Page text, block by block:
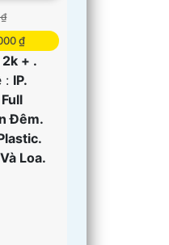
₫
+ .
: IP.
Full
Ðêm.
Loa.